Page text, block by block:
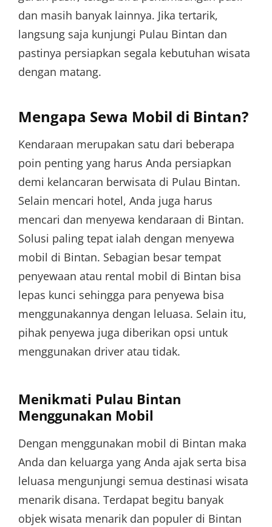
dan masih banyak lainnya. Jika tertarik,
langsung saja kunjungi Pulau Bintan dan
pastinya persiapkan segala kebutuhan wisata
dengan matang.
Mengapa Sewa Mobil di Bintan?
Kendaraan merupakan satu dari beberapa
poin penting yang harus Anda persiapkan
demi kelancaran berwisata di Pulau Bintan.
Selain mencari hotel, Anda juga harus
mencari dan menyewa kendaraan di Bintan.
Solusi paling tepat ialah dengan menyewa
mobil di Bintan. Sebagian besar tempat
penyewaan atau rental mobil di Bintan bisa
lepas kunci sehingga para penyewa bisa
menggunakannya dengan leluasa. Selain itu,
pihak penyewa juga diberikan opsi untuk
menggunakan driver atau tidak.
Menikmati Pulau Bintan
Menggunakan Mobil
Dengan menggunakan mobil di Bintan maka
Anda dan keluarga yang Anda ajak serta bisa
leluasa mengunjungi semua destinasi wisata
menarik disana. Terdapat begitu banyak
objek wisata menarik dan populer di Bintan